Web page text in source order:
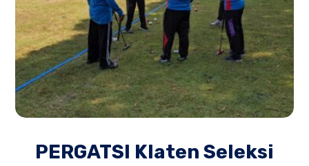
PERGATSI Klaten Seleksi